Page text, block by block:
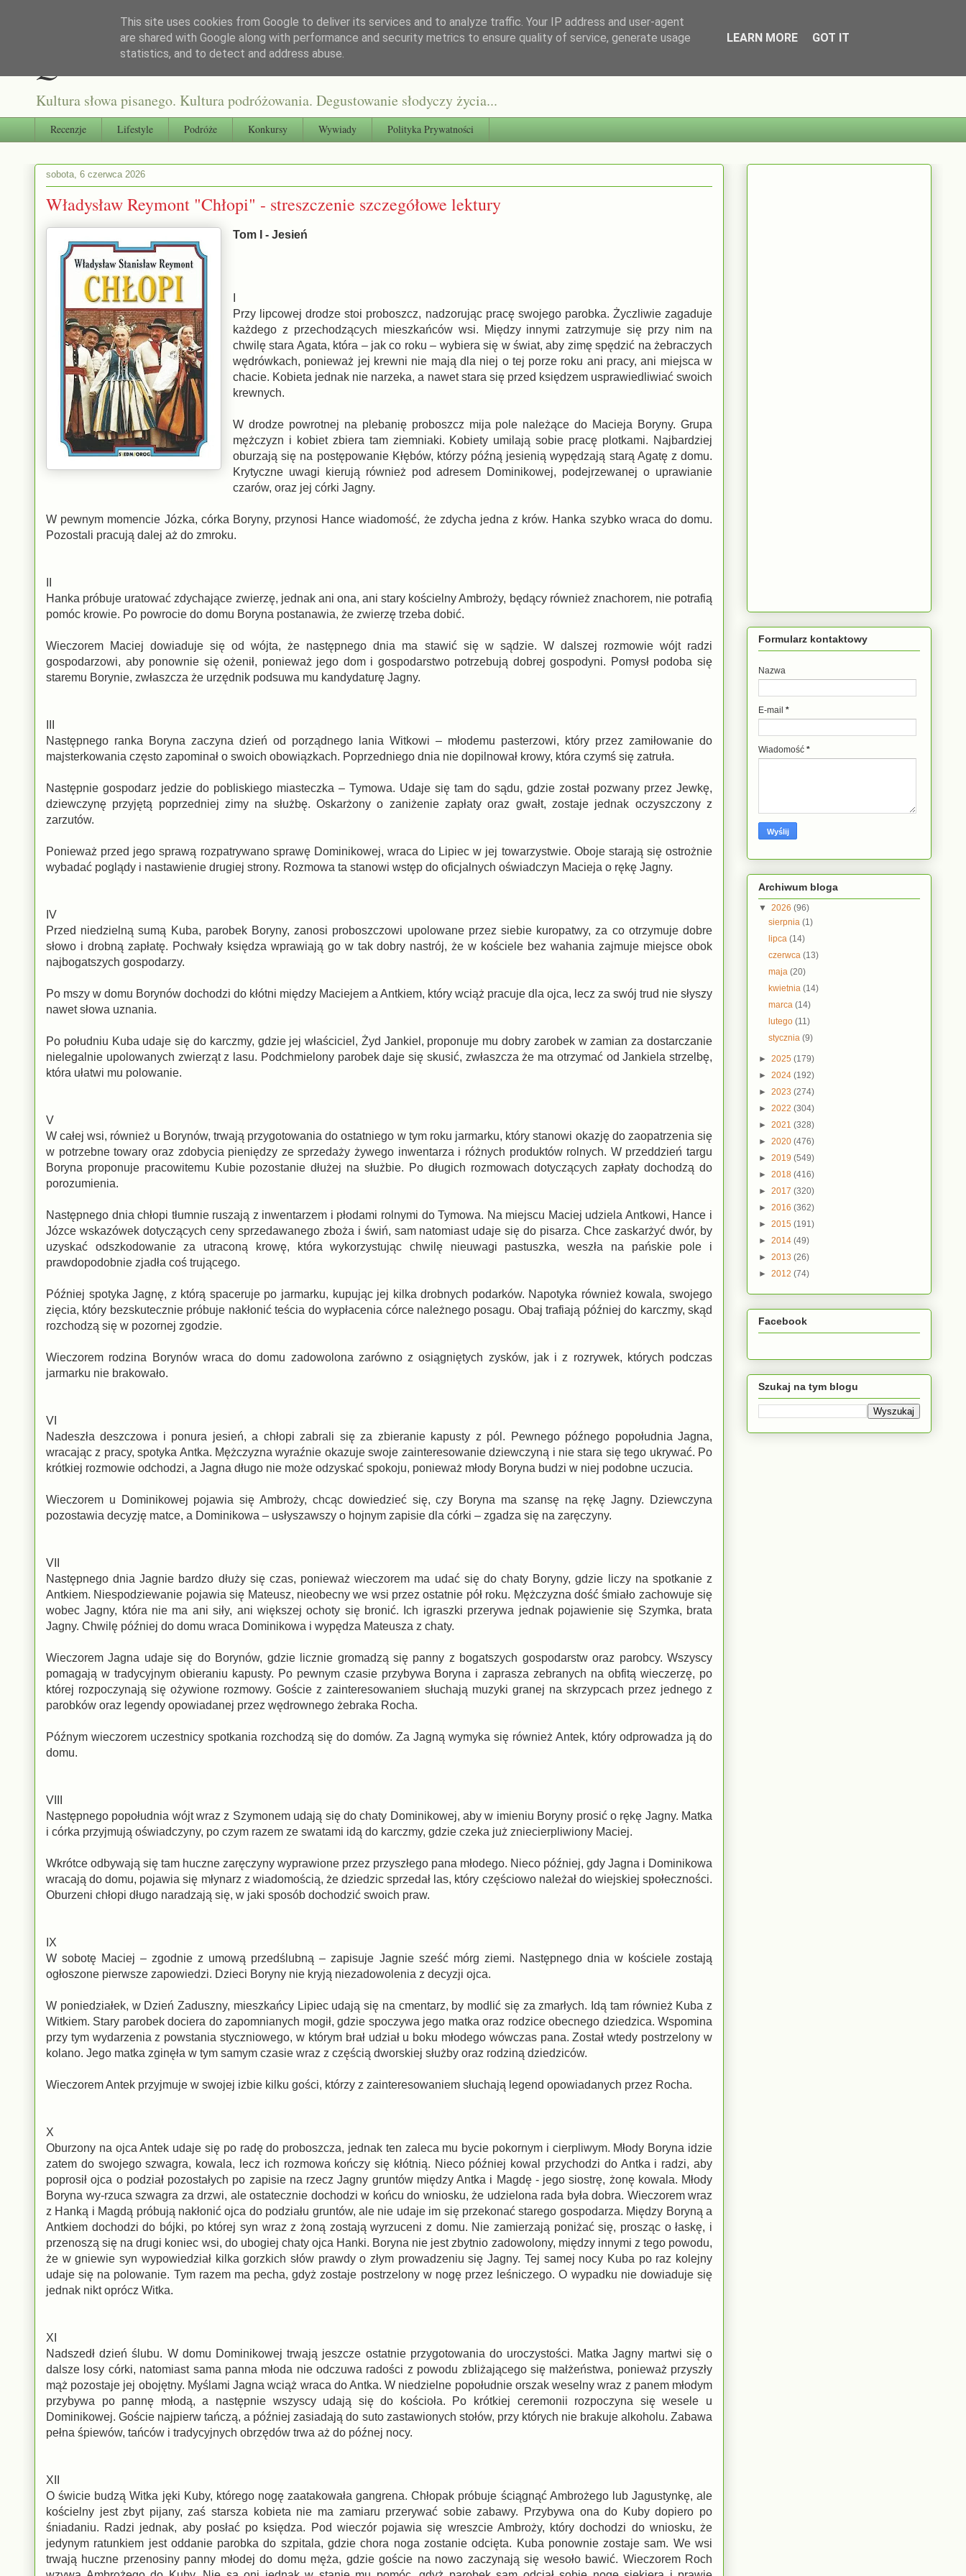
Qultura słowa
Kultura słowa pisanego. Kultura podróżowania. Degustowanie słodyczy życia...
Recenzje Lifestyle Podróże Konkursy Wywiady Polityka Prywatności
sobota, 6 czerwca 2026
Władysław Reymont "Chłopi" - streszczenie szczegółowe lektury
Tom I - Jesień
Przy lipcowej drodze stoi proboszcz, nadzorując pracę swojego parobka. Życzliwie zagaduje
każdego z przechodzących mieszkańców wsi. Między innymi zatrzymuje się przy nim na
chwilę stara Agata, która – jak co roku – wybiera się w świat, aby zimę spędzić na żebraczych
wędrówkach, ponieważ jej krewni nie mają dla niej o tej porze roku ani pracy, ani miejsca w
chacie. Kobieta jednak nie narzeka, a nawet stara się przed księdzem usprawiedliwiać swoich
krewnych.
W drodze powrotnej na plebanię proboszcz mija pole należące do Macieja Boryny. Grupa
mężczyzn i kobiet zbiera tam ziemniaki. Kobiety umilają sobie pracę plotkami. Najbardziej
oburzają się na postępowanie Kłębów, którzy późną jesienią wypędzają starą Agatę z domu.
Krytyczne uwagi kierują również pod adresem Dominikowej, podejrzewanej o uprawianie
czarów, oraz jej córki Jagny.
W pewnym momencie Józka, córka Boryny, przynosi Hance wiadomość, że zdycha jedna z krów. Hanka szybko wraca do domu.
Pozostali pracują dalej aż do zmroku.
Hanka próbuje uratować zdychające zwierzę, jednak ani ona, ani stary kościelny Ambroży, będący również znachorem, nie potrafią
pomóc krowie. Po powrocie do domu Boryna postanawia, że zwierzę trzeba dobić.
Wieczorem Maciej dowiaduje się od wójta, że następnego dnia ma stawić się w sądzie. W dalszej rozmowie wójt radzi
gospodarzowi, aby ponownie się ożenił, ponieważ jego dom i gospodarstwo potrzebują dobrej gospodyni. Pomysł podoba się
staremu Borynie, zwłaszcza że urzędnik podsuwa mu kandydaturę Jagny.
Następnego ranka Boryna zaczyna dzień od porządnego lania Witkowi – młodemu pasterzowi, który przez zamiłowanie do
majsterkowania często zapominał o swoich obowiązkach. Poprzedniego dnia nie dopilnował krowy, która czymś się zatruła.
Następnie gospodarz jedzie do pobliskiego miasteczka – Tymowa. Udaje się tam do sądu, gdzie został pozwany przez Jewkę,
dziewczynę przyjętą poprzedniej zimy na służbę. Oskarżony o zaniżenie zapłaty oraz gwałt, zostaje jednak oczyszczony z
zarzutów.
Ponieważ przed jego sprawą rozpatrywano sprawę Dominikowej, wraca do Lipiec w jej towarzystwie. Oboje starają się ostrożnie
wybadać poglądy i nastawienie drugiej strony. Rozmowa ta stanowi wstęp do oficjalnych oświadczyn Macieja o rękę Jagny.
IV
Przed niedzielną sumą Kuba, parobek Boryny, zanosi proboszczowi upolowane przez siebie kuropatwy, za co otrzymuje dobre
słowo i drobną zapłatę. Pochwały księdza wprawiają go w tak dobry nastrój, że w kościele bez wahania zajmuje miejsce obok
najbogatszych gospodarzy.
Po mszy w domu Borynów dochodzi do kłótni między Maciejem a Antkiem, który wciąż pracuje dla ojca, lecz za swój trud nie słyszy
nawet słowa uznania.
Po południu Kuba udaje się do karczmy, gdzie jej właściciel, Żyd Jankiel, proponuje mu dobry zarobek w zamian za dostarczanie
nielegalnie upolowanych zwierząt z lasu. Podchmielony parobek daje się skusić, zwłaszcza że ma otrzymać od Jankiela strzelbę,
która ułatwi mu polowanie.
V
W całej wsi, również u Borynów, trwają przygotowania do ostatniego w tym roku jarmarku, który stanowi okazję do zaopatrzenia się
w potrzebne towary oraz zdobycia pieniędzy ze sprzedaży żywego inwentarza i różnych produktów rolnych. W przeddzień targu
Boryna proponuje pracowitemu Kubie pozostanie dłużej na służbie. Po długich rozmowach dotyczących zapłaty dochodzą do
porozumienia.
Następnego dnia chłopi tłumnie ruszają z inwentarzem i płodami rolnymi do Tymowa. Na miejscu Maciej udziela Antkowi, Hance i
Józce wskazówek dotyczących ceny sprzedawanego zboża i świń, sam natomiast udaje się do pisarza. Chce zaskarżyć dwór, by
uzyskać odszkodowanie za utraconą krowę, która wykorzystując chwilę nieuwagi pastuszka, weszła na pańskie pole i
prawdopodobnie zjadła coś trującego.
Później spotyka Jagnę, z którą spaceruje po jarmarku, kupując jej kilka drobnych podarków. Napotyka również kowala, swojego
zięcia, który bezskutecznie próbuje nakłonić teścia do wypłacenia córce należnego posagu. Obaj trafiają później do karczmy, skąd
rozchodzą się w pozornej zgodzie.
Wieczorem rodzina Borynów wraca do domu zadowolona zarówno z osiągniętych zysków, jak i z rozrywek, których podczas
jarmarku nie brakowało.
VI
Nadeszła deszczowa i ponura jesień, a chłopi zabrali się za zbieranie kapusty z pól. Pewnego późnego popołudnia Jagna,
wracając z pracy, spotyka Antka. Mężczyzna wyraźnie okazuje swoje zainteresowanie dziewczyną i nie stara się tego ukrywać. Po
krótkiej rozmowie odchodzi, a Jagna długo nie może odzyskać spokoju, ponieważ młody Boryna budzi w niej podobne uczucia.
Wieczorem u Dominikowej pojawia się Ambroży, chcąc dowiedzieć się, czy Boryna ma szansę na rękę Jagny. Dziewczyna
pozostawia decyzję matce, a Dominikowa – usłyszawszy o hojnym zapisie dla córki – zgadza się na zaręczyny.
VII
Następnego dnia Jagnie bardzo dłuży się czas, ponieważ wieczorem ma udać się do chaty Boryny, gdzie liczy na spotkanie z
Antkiem. Niespodziewanie pojawia się Mateusz, nieobecny we wsi przez ostatnie pół roku. Mężczyzna dość śmiało zachowuje się
wobec Jagny, która nie ma ani siły, ani większej ochoty się bronić. Ich igraszki przerywa jednak pojawienie się Szymka, brata
Jagny. Chwilę później do domu wraca Dominikowa i wypędza Mateusza z chaty.
Wieczorem Jagna udaje się do Borynów, gdzie licznie gromadzą się panny z bogatszych gospodarstw oraz parobcy. Wszyscy
pomagają w tradycyjnym obieraniu kapusty. Po pewnym czasie przybywa Boryna i zaprasza zebranych na obfitą wieczerzę, po
której rozpoczynają się ożywione rozmowy. Goście z zainteresowaniem słuchają muzyki granej na skrzypcach przez jednego z
parobków oraz legendy opowiadanej przez wędrownego żebraka Rocha.
Późnym wieczorem uczestnicy spotkania rozchodzą się do domów. Za Jagną wymyka się również Antek, który odprowadza ją do
domu.
VIII
Następnego popołudnia wójt wraz z Szymonem udają się do chaty Dominikowej, aby w imieniu Boryny prosić o rękę Jagny. Matka
i córka przyjmują oświadczyny, po czym razem ze swatami idą do karczmy, gdzie czeka już zniecierpliwiony Maciej.
Wkrótce odbywają się tam huczne zaręczyny wyprawione przez przyszłego pana młodego. Nieco później, gdy Jagna i Dominikowa
wracają do domu, pojawia się młynarz z wiadomością, że dziedzic sprzedał las, który częściowo należał do wiejskiej społeczności.
Oburzeni chłopi długo naradzają się, w jaki sposób dochodzić swoich praw.
IX
W sobotę Maciej – zgodnie z umową przedślubną – zapisuje Jagnie sześć mórg ziemi. Następnego dnia w kościele zostają
ogłoszone pierwsze zapowiedzi. Dzieci Boryny nie kryją niezadowolenia z decyzji ojca.
W poniedziałek, w Dzień Zaduszny, mieszkańcy Lipiec udają się na cmentarz, by modlić się za zmarłych. Idą tam również Kuba z
Witkiem. Stary parobek dociera do zapomnianych mogił, gdzie spoczywa jego matka oraz rodzice obecnego dziedzica. Wspomina
przy tym wydarzenia z powstania styczniowego, w którym brał udział u boku młodego wówczas pana. Został wtedy postrzelony w
kolano. Jego matka zginęła w tym samym czasie wraz z częścią dworskiej służby oraz rodziną dziedziców.
Wieczorem Antek przyjmuje w swojej izbie kilku gości, którzy z zainteresowaniem słuchają legend opowiadanych przez Rocha.
X
Oburzony na ojca Antek udaje się po radę do proboszcza, jednak ten zaleca mu bycie pokornym i cierpliwym. Młody Boryna idzie
zatem do swojego szwagra, kowala, lecz ich rozmowa kończy się kłótnią. Nieco później kowal przychodzi do Antka i radzi, aby
poprosił ojca o podział pozostałych po zapisie na rzecz Jagny gruntów między Antka i Magdę - jego siostrę, żonę kowala. Młody
Boryna wy-rzuca szwagra za drzwi, ale ostatecznie dochodzi w końcu do wniosku, że udzielona rada była dobra. Wieczorem wraz
z Hanką i Magdą próbują nakłonić ojca do podziału gruntów, ale nie udaje im się przekonać starego gospodarza. Między Boryną a
Antkiem dochodzi do bójki, po której syn wraz z żoną zostają wyrzuceni z domu. Nie zamierzają poniżać się, prosząc o łaskę, i
przenoszą się na drugi koniec wsi, do ubogiej chaty ojca Hanki. Boryna nie jest zbytnio zadowolony, między innymi z tego powodu,
że w gniewie syn wypowiedział kilka gorzkich słów prawdy o złym prowadzeniu się Jagny. Tej samej nocy Kuba po raz kolejny
udaje się na polowanie. Tym razem ma pecha, gdyż zostaje postrzelony w nogę przez leśniczego. O wypadku nie dowiaduje się
jednak nikt oprócz Witka.
XI
Nadszedł dzień ślubu. W domu Dominikowej trwają jeszcze ostatnie przygotowania do uroczystości. Matka Jagny martwi się o
dalsze losy córki, natomiast sama panna młoda nie odczuwa radości z powodu zbliżającego się małżeństwa, ponieważ przyszły
mąż pozostaje jej obojętny. Myślami Jagna wciąż wraca do Antka. W niedzielne popołudnie orszak weselny wraz z panem młodym
przybywa po pannę młodą, a następnie wszyscy udają się do kościoła. Po krótkiej ceremonii rozpoczyna się wesele u
Dominikowej. Goście najpierw tańczą, a później zasiadają do suto zastawionych stołów, przy których nie brakuje alkoholu. Zabawa
pełna śpiewów, tańców i tradycyjnych obrzędów trwa aż do późnej nocy.
XII
O świcie budzą Witka jęki Kuby, którego nogę zaatakowała gangrena. Chłopak próbuje ściągnąć Ambrożego lub Jagustynkę, ale
kościelny jest zbyt pijany, zaś starsza kobieta nie ma zamiaru przerywać sobie zabawy. Przybywa ona do Kuby dopiero po
śniadaniu. Radzi jednak, aby posłać po księdza. Pod wieczór pojawia się wreszcie Ambroży, który dochodzi do wniosku, że
jedynym ratunkiem jest oddanie parobka do szpitala, gdzie chora noga zostanie odcięta. Kuba ponownie zostaje sam. We wsi
trwają huczne przenosiny panny młodej do domu męża, gdzie goście na nowo zaczynają się wesoło bawić. Wieczorem Roch
Formularz kontaktowy
Nazwa
E-mail *
Wiadomość *
Archiwum bloga
▼ 2026 (96)
sierpnia(1)
lipca(14)
czerwca(13)
maja(20)
kwietnia(14)
marca(14)
lutego(11)
stycznia(9)
► 2025 (179)
► 2024 (192)
► 2023 (274)
► 2022 (304)
► 2021 (328)
► 2020 (476)
► 2019 (549)
► 2018 (416)
► 2017 (320)
► 2016 (362)
► 2015 (191)
► 2014 (49)
► 2013 (26)
► 2012 (74)
Facebook
Szukaj na tym blogu
This site uses cookies from Google to deliver its services and to analyze traffic. Your IP address and user-agent
are shared with Google along with performance and security metrics to ensure quality of service, generate usage
statistics, and to detect and address abuse.
LEARN MORE GOT IT